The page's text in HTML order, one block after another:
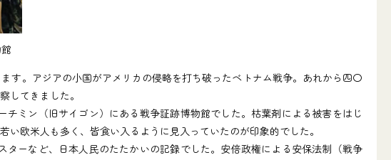
。アジアの小国がアメリカの侵略を打ち破ったベトナム戦争。あれから四〇
してきました。
ミン（旧サイゴン）にある戦争証跡博物館でした。枯葉剤による被害をはじ
欧米人も多く、皆食い入るように見入っていたのが印象的でした。
ーなど、日本人民のたたかいの記録でした。安倍政権による安保法制（戦争